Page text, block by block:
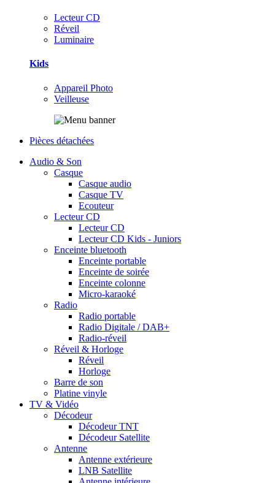
Lecteur CD
Réveil
Luminaire
Kids
Appareil Photo
Veilleuse
Pièces détachées
Audio & Son
Casque
Casque audio
Casque TV
Ecouteur
Lecteur CD
Lecteur CD
Lecteur CD Kids - Juniors
Enceinte bluetooth
Enceinte portable
Enceinte de soirée
Enceinte colonne
Micro-karaoké
Radio
Radio portable
Radio Digitale / DAB+
Radio-réveil
Réveil & Horloge
Réveil
Horloge
Barre de son
Platine vinyle
TV & Vidéo
Décodeur
Décodeur TNT
Décodeur Satellite
Antenne
Antenne extérieure
LNB Satellite